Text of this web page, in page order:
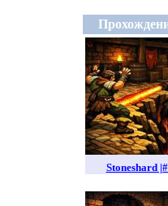
Stoneshard